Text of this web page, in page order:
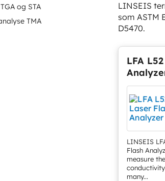
og STA
TMA
LINSEIS
som ASTM
D5470.
LFA
LINSEIS
Flash
measure
many...